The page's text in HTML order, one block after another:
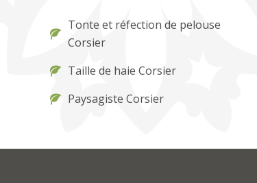
Tonte et réfection de pelouse
Corsier
Taille de haie Corsier
Paysagiste Corsier